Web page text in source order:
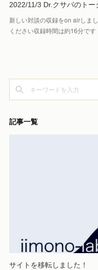
2022/11/3 Dr.クサバのトー
新しい対談の収録をon airしま
ください収録時間は約16分です
記事一覧
サイトを移転しました！